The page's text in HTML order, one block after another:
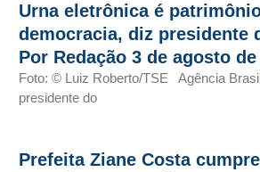
Urna eletrônica é
democracia, diz presidente
Por Redação 3 de agosto de
Foto: © Luiz Roberto/TSE Agência
presidente do
Prefeita Ziane Costa cumpre